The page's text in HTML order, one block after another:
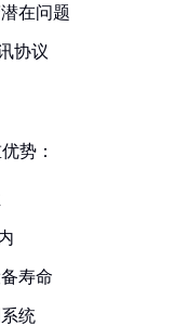
在问题
协议
势：
寿命
统